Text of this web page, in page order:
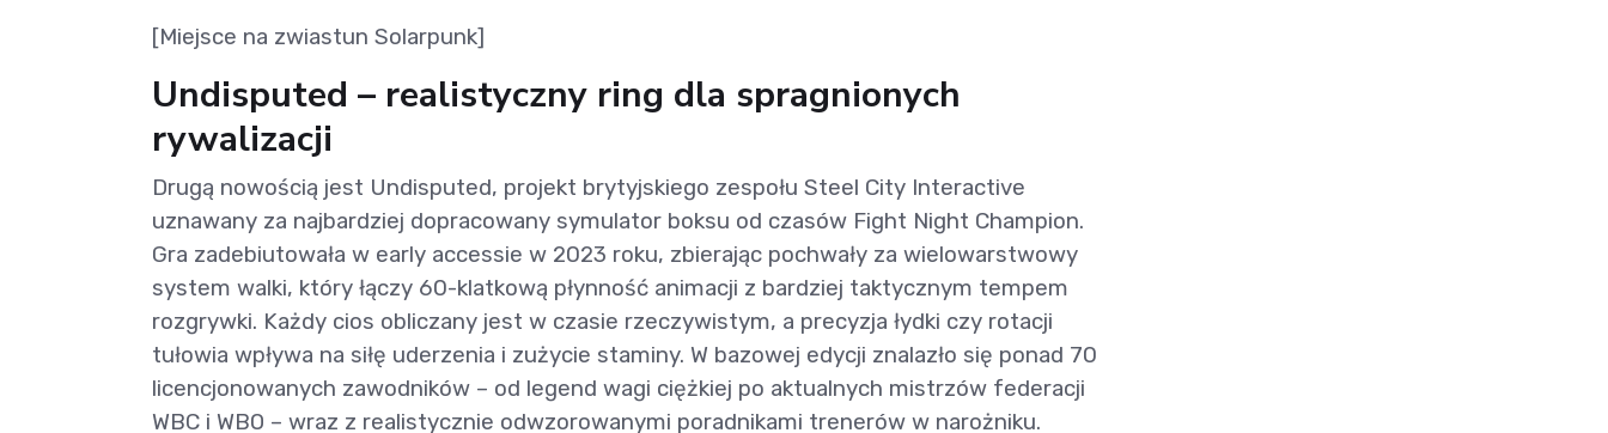
[Miejsce na zwiastun Solarpunk]
Undisputed – realistyczny ring dla spragnionych
rywalizacji
Drugą nowością jest Undisputed, projekt brytyjskiego zespołu Steel City Interactive
uznawany za najbardziej dopracowany symulator boksu od czasów Fight Night Champion.
Gra zadebiutowała w early accessie w 2023 roku, zbierając pochwały za wielowarstwowy
system walki, który łączy 60-klatkową płynność animacji z bardziej taktycznym tempem
rozgrywki. Każdy cios obliczany jest w czasie rzeczywistym, a precyzja łydki czy rotacji
tułowia wpływa na siłę uderzenia i zużycie staminy. W bazowej edycji znalazło się ponad 70
licencjonowanych zawodników – od legend wagi ciężkiej po aktualnych mistrzów federacji
WBC i WBO – wraz z realistycznie odwzorowanymi poradnikami trenerów w narożniku.